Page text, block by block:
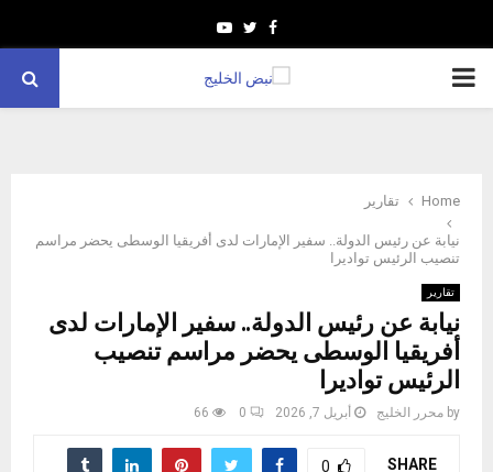
Facebook
Twitter
Youtube
PRIMARY
Home تقارير
نيابة عن رئيس الدولة.. سفير الإمارات لدى أفريقيا الوسطى يحضر مراسم
تنصيب الرئيس تواديرا
تقارير
نيابة عن رئيس الدولة.. سفير الإمارات لدى
أفريقيا الوسطى يحضر مراسم تنصيب
الرئيس تواديرا
by محرر الخليج أبريل 7, 2026 0
66
SHARE
0